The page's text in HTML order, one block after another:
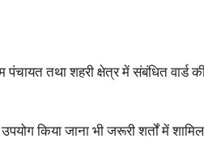
तथा शहरी क्षेत्र में संबंधित वार्ड
किया जाना भी जरूरी शर्तों में